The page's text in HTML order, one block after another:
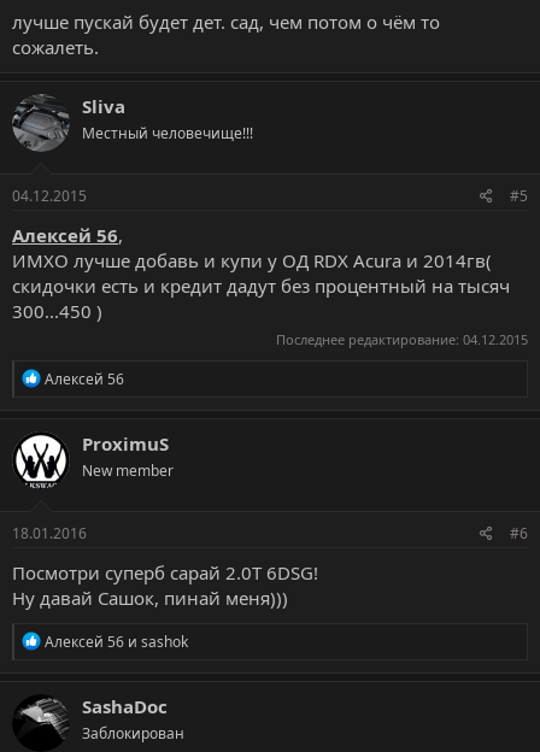
лучше пускай будет дет. сад, чем потом о чём то
сожалеть.
Sliva
Местный человечище!!!
04.12.2015 #5
Алексей 56,
ИМХО лучше добавь и купи у ОД RDX Acura и 2014гв(
скидочки есть и кредит дадут без процентный на тысяч
300...450 )
Последнее редактирование: 04.12.2015
Р
к
ц
и
и
Алексей 56
ProximuS
New member
18.01.2016 #6
Посмотри суперб сарай 2.0Т 6DSG!
Ну давай Сашок, пинай меня)))
Р
к
ц
Алексей 56 и sashok
SashaDoc
Заблокирован